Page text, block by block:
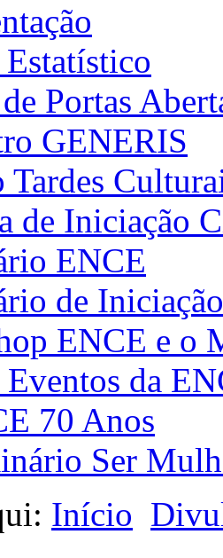
Portas
GENERIS
Tardes
de Iniciação
ENCE
de
ENCE e o
da
70 Anos
Ser
Início